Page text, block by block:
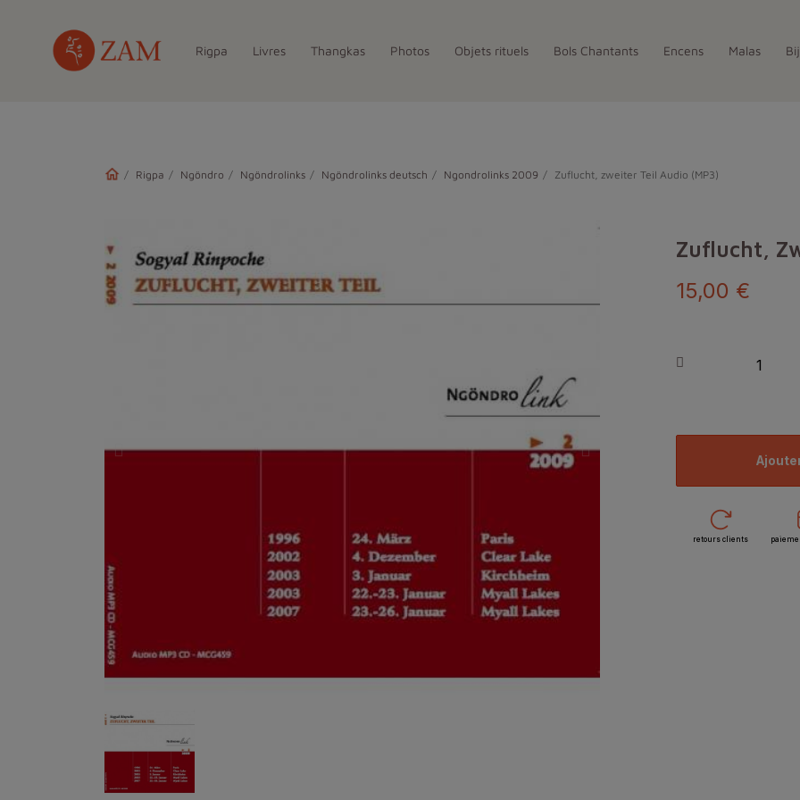
Rigpa Livres Thangkas Photos Objets rituels Bols Chantants Encens Malas
Rigpa Ngöndro Ngöndrolinks Ngöndrolinks deutsch Ngondrolinks 2009 Zuflucht, zweiter Teil Audio (MP3)
Zuflucht,
15,00 €
retours clients